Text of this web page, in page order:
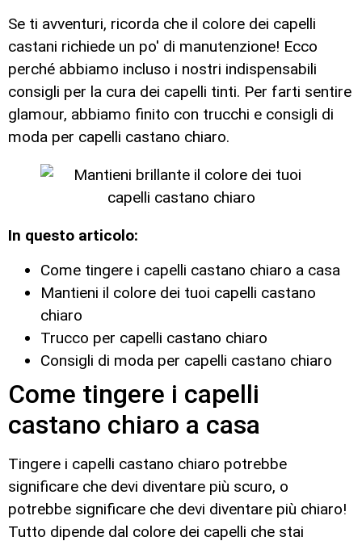
Se ti avventuri, ricorda che il colore dei capelli
castani richiede un po' di manutenzione! Ecco
perché abbiamo incluso i nostri indispensabili
consigli per la cura dei capelli tinti. Per farti sentire
glamour, abbiamo finito con trucchi e consigli di
moda per capelli castano chiaro.
In questo articolo:
Come tingere i capelli castano chiaro a casa
Mantieni il colore dei tuoi capelli castano
chiaro
Trucco per capelli castano chiaro
Consigli di moda per capelli castano chiaro
Come tingere i capelli
castano chiaro a casa
Tingere i capelli castano chiaro potrebbe
significare che devi diventare più scuro, o
potrebbe significare che devi diventare più chiaro!
Tutto dipende dal colore dei capelli che stai